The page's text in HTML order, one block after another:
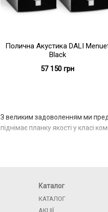
З великим задоволенням ми
піднімає планку якості у класі
Полична Акустика DALI
Black
57 150 грн
Каталог
КАТАЛОГ
АКЦІЇ